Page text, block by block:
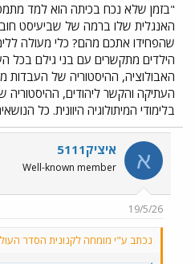
"בזמן שלא נכח בכיתה הוא למד
האנגלית שלו ברמה של שביעיסט חובב
שהפחידו אתכם מהם? כלי מעולה
הילדים מתקשרים עם בני גילם בכל
האבולוציה, ההיסטוריה של
העתיקה והקשר ליהודים,
בלימודי המיתולוגיה היוונית. כל
א איציק5111
Well-known member
19/5/26
נכתב ע"י מומחה לקנונית הסדר